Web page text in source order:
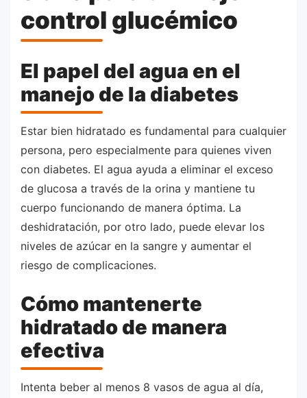
control glucémico
El papel del agua en el
manejo de la diabetes
Estar bien hidratado es fundamental para cualquier
persona, pero especialmente para quienes viven
con diabetes. El agua ayuda a eliminar el exceso
de glucosa a través de la orina y mantiene tu
cuerpo funcionando de manera óptima. La
deshidratación, por otro lado, puede elevar los
niveles de azúcar en la sangre y aumentar el
riesgo de complicaciones.
Cómo mantenerte
hidratado de manera
efectiva
Intenta beber al menos 8 vasos de agua al día,